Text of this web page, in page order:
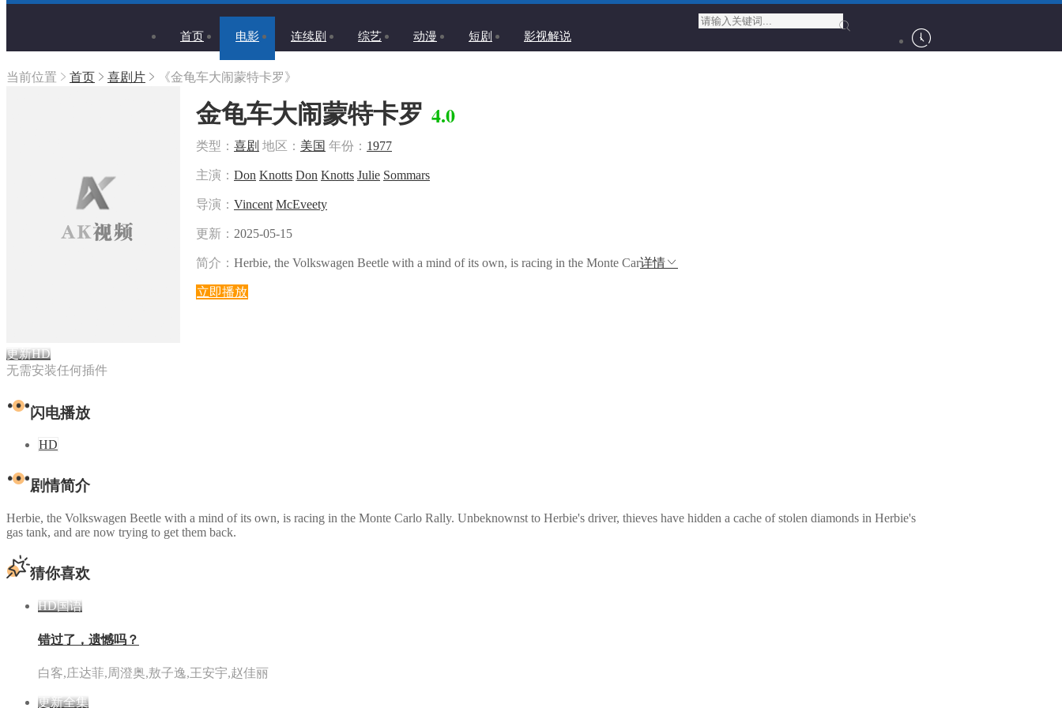
首页 电影 连续剧 综艺 动漫 短剧 影视解说
当前位置 首页 喜剧片 《金龟车大闹蒙特卡罗》
更新HD
金龟车大闹蒙特卡罗 4.0
类型： 喜剧 地区： 美国 年份： 1977
主演： Don Knotts Don Knotts Julie Sommars
导演： Vincent McEveety
更新： 2025-05-15
简介： Herbie, the Volkswagen Beetle with a mind of its own, is racing in the Monte Car详情
立即播放
无需安装任何插件
闪电播放
HD
剧情简介
Herbie, the Volkswagen Beetle with a mind of its own, is racing in the Monte Carlo Rally. Unbeknownst to Herbie's driver, thieves have hidden a cache of stolen diamonds in Herbie's
gas tank, and are now trying to get them back.
猜你喜欢
HD国语
错过了，遗憾吗？
白客,庄达菲,周澄奥,敖子逸,王安宇,赵佳丽
更新全集